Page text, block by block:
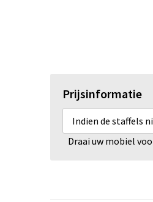
Prijsinformatie
Indien de staffels
Draai uw mobiel